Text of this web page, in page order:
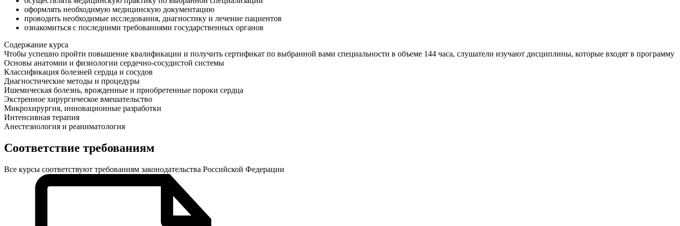
оформлять необходимую медицинскую документацию
проводить необходимые исследования, диагностику и лечение пациентов
ознакомиться с последними требованиями государственных органов
Содержание курса
Чтобы успешно пройти повышение квалификации и получить сертификат по выбранной вами специальности в объеме 144 часа, слушатели изучают дисциплины, которые входят в программу
Основы анатомии и физиологии сердечно-сосудистой системы
Классификация болезней сердца и сосудов
Диагностические методы и процедуры
Ишемическая болезнь, врожденные и приобретенные пороки сердца
Экстренное хирургическое вмешательство
Микрохирургия, инновационные разработки
Интенсивная терапия
Анестезиология и реаниматология
Соответствие требованиям
Все курсы соответствуют требованиям законодательства Российской Федерации